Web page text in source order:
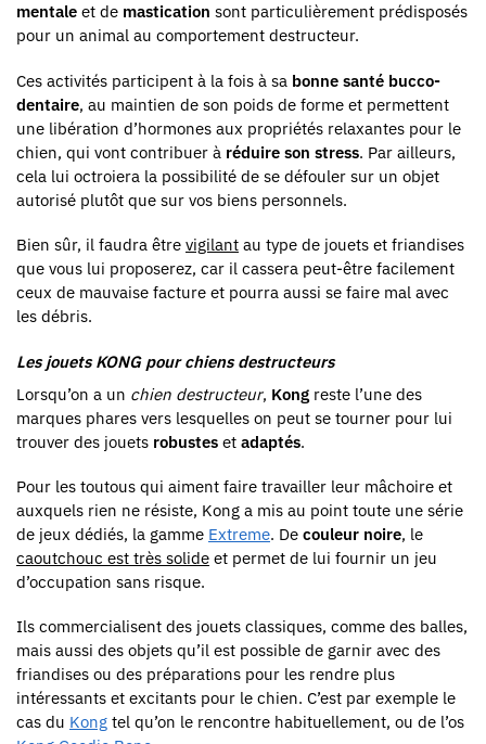
mentale et de mastication sont particulièrement prédisposés
pour un animal au comportement destructeur.
Ces activités participent à la fois à sa bonne santé bucco-
dentaire, au maintien de son poids de forme et permettent
une libération d’hormones aux propriétés relaxantes pour le
chien, qui vont contribuer à réduire son stress. Par ailleurs,
cela lui octroiera la possibilité de se défouler sur un objet
autorisé plutôt que sur vos biens personnels.
Bien sûr, il faudra être vigilant au type de jouets et friandises
que vous lui proposerez, car il cassera peut-être facilement
ceux de mauvaise facture et pourra aussi se faire mal avec
les débris.
Les jouets KONG pour chiens destructeurs
Lorsqu’on a un chien destructeur, Kong reste l’une des
marques phares vers lesquelles on peut se tourner pour lui
trouver des jouets robustes et adaptés.
Pour les toutous qui aiment faire travailler leur mâchoire et
auxquels rien ne résiste, Kong a mis au point toute une série
de jeux dédiés, la gamme Extreme. De couleur noire, le
caoutchouc est très solide et permet de lui fournir un jeu
d’occupation sans risque.
Ils commercialisent des jouets classiques, comme des balles,
mais aussi des objets qu’il est possible de garnir avec des
friandises ou des préparations pour les rendre plus
intéressants et excitants pour le chien. C’est par exemple le
cas du Kong tel qu’on le rencontre habituellement, ou de l’os